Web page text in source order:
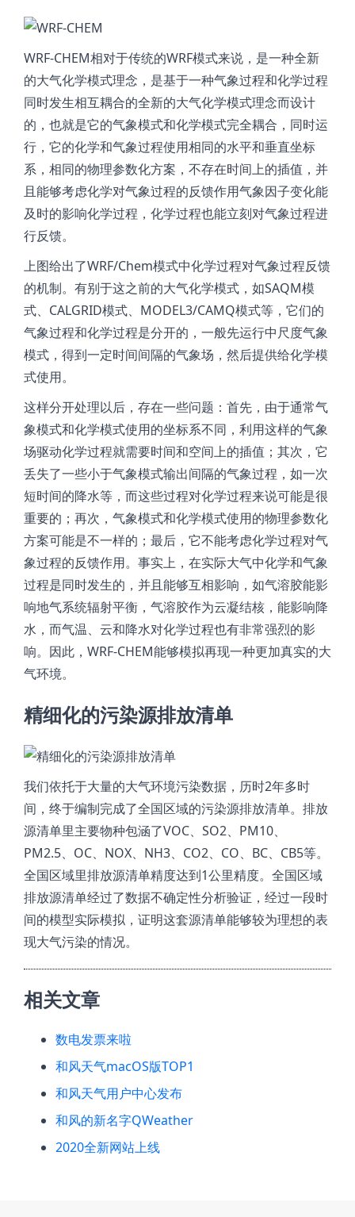
WRF-CHEM相对于传统的WRF模式来说，是一种全新
的大气化学模式理念，是基于一种气象过程和化学过程
同时发生相互耦合的全新的大气化学模式理念而设计
的，也就是它的气象模式和化学模式完全耦合，同时运
行，它的化学和气象过程使用相同的水平和垂直坐标
系，相同的物理参数化方案，不存在时间上的插值，并
且能够考虑化学对气象过程的反馈作用气象因子变化能
及时的影响化学过程，化学过程也能立刻对气象过程进
行反馈。
上图给出了WRF/Chem模式中化学过程对气象过程反馈
的机制。有别于这之前的大气化学模式，如SAQM模
式、CALGRID模式、MODEL3/CAMQ模式等，它们的
气象过程和化学过程是分开的，一般先运行中尺度气象
模式，得到一定时间间隔的气象场，然后提供给化学模
式使用。
这样分开处理以后，存在一些问题：首先，由于通常气
象模式和化学模式使用的坐标系不同，利用这样的气象
场驱动化学过程就需要时间和空间上的插值；其次，它
丢失了一些小于气象模式输出间隔的气象过程，如一次
短时间的降水等，而这些过程对化学过程来说可能是很
重要的；再次，气象模式和化学模式使用的物理参数化
方案可能是不一样的；最后，它不能考虑化学过程对气
象过程的反馈作用。事实上，在实际大气中化学和气象
过程是同时发生的，并且能够互相影响，如气溶胶能影
响地气系统辐射平衡，气溶胶作为云凝结核，能影响降
水，而气温、云和降水对化学过程也有非常强烈的影
响。因此，WRF-CHEM能够模拟再现一种更加真实的大
气环境。
精细化的污染源排放清单
我们依托于大量的大气环境污染数据，历时2年多时
间，终于编制完成了全国区域的污染源排放清单。排放
源清单里主要物种包涵了VOC、SO2、PM10、
PM2.5、OC、NOX、NH3、CO2、CO、BC、CB5等。
全国区域里排放源清单精度达到1公里精度。全国区域
排放源清单经过了数据不确定性分析验证，经过一段时
间的模型实际模拟，证明这套源清单能够较为理想的表
现大气污染的情况。
相关文章
数电发票来啦
和风天气macOS版TOP1
和风天气用户中心发布
和风的新名字QWeather
2020全新网站上线